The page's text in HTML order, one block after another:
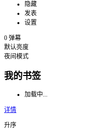
隐藏
发表
设置
0 弹幕
默认亮度
夜间模式
我的书签
加载中...
详情
升序